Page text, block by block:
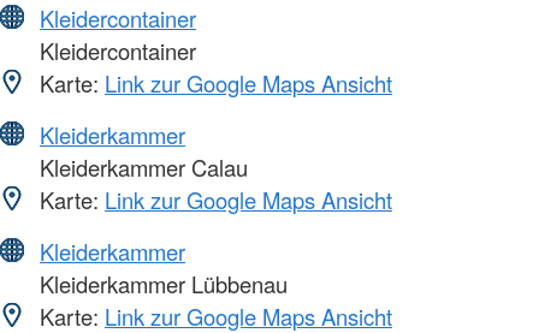
Kleidercontainer
Kleidercontainer
Karte: Link zur Google Maps Ansicht
Kleiderkammer
Kleiderkammer Calau
Karte: Link zur Google Maps Ansicht
Kleiderkammer
Kleiderkammer Lübbenau
Karte: Link zur Google Maps Ansicht